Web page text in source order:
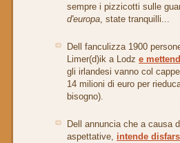
sempre i pizzicotti sulle
d'europa, state tranquilli...
Dell fanculizza 1900
Limer(d)ik a Lodz e
gli irlandesi vanno col
14 milioni di euro per
bisogno).
Dell annuncia che a causa
aspettative, intende